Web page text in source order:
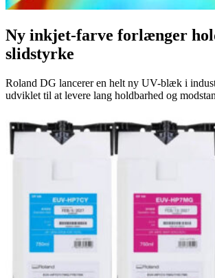
Ny inkjet-farve forlænger
slidstyrke
Roland DG lancerer en helt ny UV-blæk i
udviklet til at levere lang holdbarhed og